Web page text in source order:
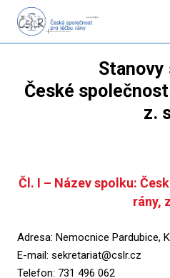
Stanovy
České
z.
Čl. I – Název spolku:
rány,
Adresa: Nemocnice Pardubice,
E-mail: sekretariat@cslr.cz
Telefon: 731 496 062